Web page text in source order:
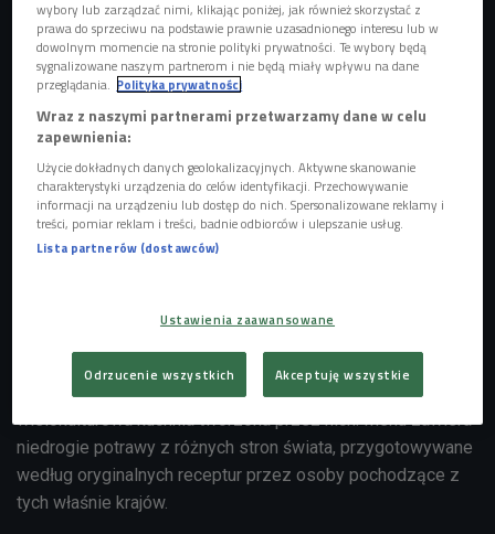
zrzesza uchodźców i osoby starające się o taki status oraz
wielokulturowa kuchnia tworzona przez nich. Menu zawiera
niedrogie potrawy z różnych stron świata, przygotowywane
według oryginalnych receptur przez osoby pochodzące z
tych właśnie krajów.
wybory lub zarządzać nimi, klikając poniżej, jak również skorzystać z
prawa do sprzeciwu na podstawie prawnie uzasadnionego interesu lub w
dowolnym momencie na stronie polityki prywatności. Te wybory będą
sygnalizowane naszym partnerom i nie będą miały wpływu na dane
przeglądania. Polityka prywatności
Wraz z naszymi partnerami przetwarzamy dane w celu
zapewnienia:
Użycie dokładnych danych geolokalizacyjnych. Aktywne skanowanie
charakterystyki urządzenia do celów identyfikacji. Przechowywanie
informacji na urządzeniu lub dostęp do nich. Spersonalizowane reklamy i
treści, pomiar reklam i treści, badnie odbiorców i ulepszanie usług.
Lista partnerów (dostawców)
Ustawienia zaawansowane
Odrzucenie wszystkich Akceptuję wszystkie